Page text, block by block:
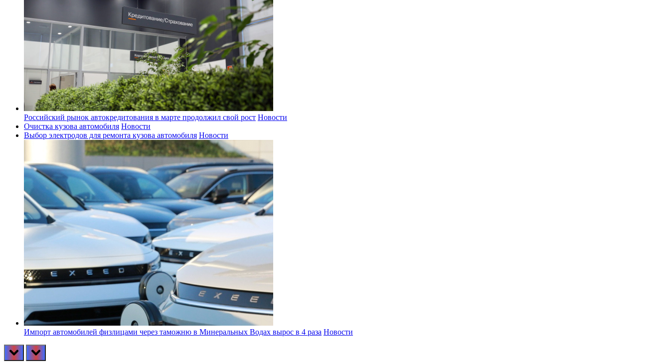
Российский рынок автокредитования в марте продолжил свой рост Новости
Очистка кузова автомобиля Новости
Выбор электродов для ремонта кузова автомобиля Новости
Импорт автомобилей физлицами через таможню в Минеральных Водах вырос в 4 раза Новости
prev next